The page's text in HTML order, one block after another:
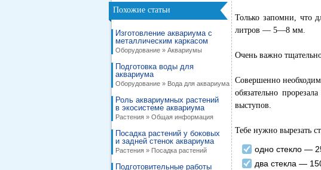
Похожие статьи
Изготовление аквариума с
металлическим каркасом
Оборудование » Аквариумы
Подготовка воды для
аквариума
Оборудование » Вода для аквариума
Роль аквариумных растений
в экосистеме аквариума
Растения » Общая информация
Посадка растений у боковых
и задней стенок аквариума
Растения » Посадка растений
Подготовительные работы
Только запомни, что
литров — 5—8 мм.
Очень важно
Совершенно
обязательно
выступов.
Тебе нужно вырезать
одно стекло —
два стекла —